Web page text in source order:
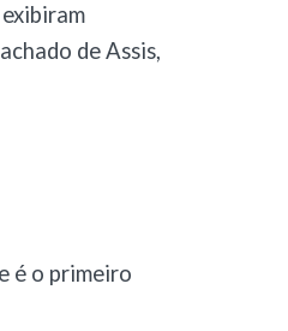
de Assis,
é o primeiro